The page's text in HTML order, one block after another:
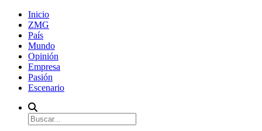
Inicio
ZMG
País
Mundo
Opinión
Empresa
Pasión
Escenario